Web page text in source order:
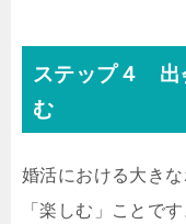
ステップ４ 出
む
婚活における大き
「楽しむ」ことで